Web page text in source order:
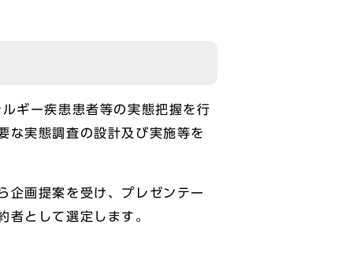
ギー疾患患者等の実態把握を行
な実態調査の設計及び実施等を
企画提案を受け、プレゼンテー
者として選定します。